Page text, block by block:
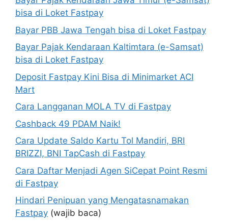
bisa di Loket Fastpay
Bayar PBB Jawa Tengah bisa di Loket Fastpay
Bayar Pajak Kendaraan Kaltimtara (e-Samsat)
bisa di Loket Fastpay
Deposit Fastpay Kini Bisa di Minimarket ACI
Mart
Cara Langganan MOLA TV di Fastpay
Cashback 49 PDAM Naik!
Cara Update Saldo Kartu Tol Mandiri, BRI
BRIZZI, BNI TapCash di Fastpay
Cara Daftar Menjadi Agen SiCepat Point Resmi
di Fastpay
Hindari Penipuan yang Mengatasnamakan
Fastpay (wajib baca)